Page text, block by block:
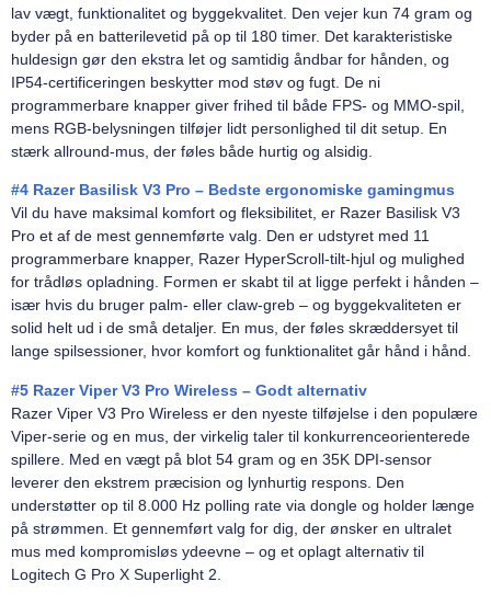
lav vægt, funktionalitet og byggekvalitet. Den vejer kun 74 gram og
byder på en batterilevetid på op til 180 timer. Det karakteristiske
huldesign gør den ekstra let og samtidig åndbar for hånden, og
IP54-certificeringen beskytter mod støv og fugt. De ni
programmerbare knapper giver frihed til både FPS- og MMO-spil,
mens RGB-belysningen tilføjer lidt personlighed til dit setup. En
stærk allround-mus, der føles både hurtig og alsidig.
#4 Razer Basilisk V3 Pro – Bedste ergonomiske gamingmus
Vil du have maksimal komfort og fleksibilitet, er Razer Basilisk V3
Pro et af de mest gennemførte valg. Den er udstyret med 11
programmerbare knapper, Razer HyperScroll-tilt-hjul og mulighed
for trådløs opladning. Formen er skabt til at ligge perfekt i hånden –
især hvis du bruger palm- eller claw-greb – og byggekvaliteten er
solid helt ud i de små detaljer. En mus, der føles skræddersyet til
lange spilsessioner, hvor komfort og funktionalitet går hånd i hånd.
#5 Razer Viper V3 Pro Wireless – Godt alternativ
Razer Viper V3 Pro Wireless er den nyeste tilføjelse i den populære
Viper-serie og en mus, der virkelig taler til konkurrenceorienterede
spillere. Med en vægt på blot 54 gram og en 35K DPI-sensor
leverer den ekstrem præcision og lynhurtig respons. Den
understøtter op til 8.000 Hz polling rate via dongle og holder længe
på strømmen. Et gennemført valg for dig, der ønsker en ultralet
mus med kompromisløs ydeevne – og et oplagt alternativ til
Logitech G Pro X Superlight 2.